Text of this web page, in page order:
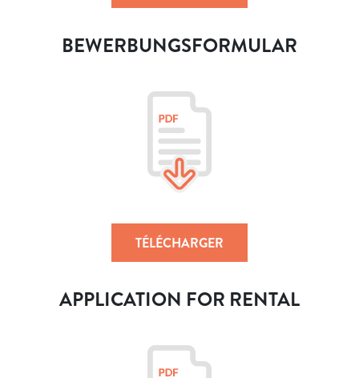
BEWERBUNGSFORMULAR
TÉLÉCHARGER
APPLICATION FOR RENTAL